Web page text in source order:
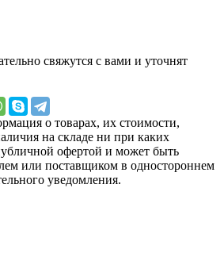
свяжутся с вами и уточнят
о товарах, их стоимости,
на складе ни при каких
офертой и может быть
или поставщиком в одностороннем
уведомления.